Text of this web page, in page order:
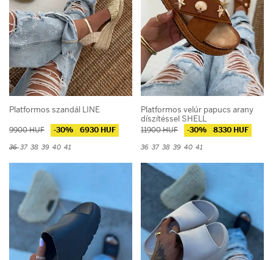
Platformos szandál LINE
9900 HUF -30% 6930 HUF
3637 38 39 40 41
Platformos velúr papucs arany
díszítéssel SHELL
11900 HUF -30% 8330 HUF
36 37 38 39 40 41